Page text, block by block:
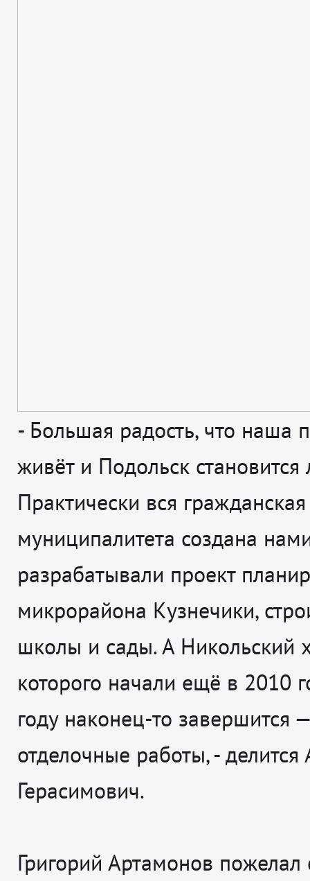
- Большая радость, что наша
живёт и Подольск становится
Практически вся
муниципалитета создана
разрабатывали проект
микрорайона Кузнечики,
школы и сады. А Никольский
которого начали ещё в 2010
году наконец-то завершится
отделочные работы, - делится
Герасимович.
Григорий Артамонов пожелал